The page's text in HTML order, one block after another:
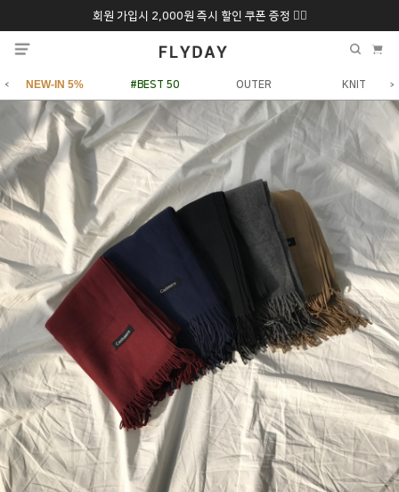
회원 가입시 2,000원 즉시 할인 쿠폰 증정 ❤️‍🔥
추석 특별 할인 10~20% 9/6 화 ~ 9/12월
NEW-IN 5% #BEST 50 OUTER KNIT